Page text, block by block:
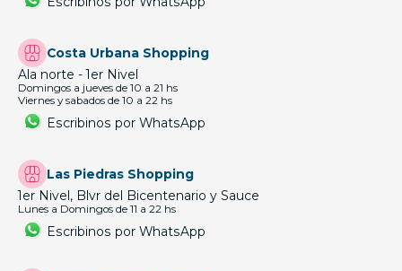
Costa Urbana Shopping
Ala norte - 1er Nivel
Domingos a jueves de 10 a 21 hs
Viernes y sabados de 10 a 22 hs
Escribinos por WhatsApp
Las Piedras Shopping
1er Nivel, Blvr del Bicentenario y Sauce
Lunes a Domingos de 11 a 22 hs
Escribinos por WhatsApp